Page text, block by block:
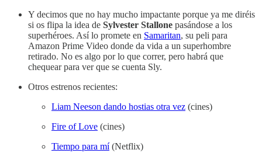
Y decimos que no hay mucho impactante porque ya me diréis
si os flipa la idea de Sylvester Stallone pasándose a los
superhéroes. Así lo promete en Samaritan, su peli para
Amazon Prime Video donde da vida a un superhombre
retirado. No es algo por lo que correr, pero habrá que
chequear para ver que se cuenta Sly.
Otros estrenos recientes:
Liam Neeson dando hostias otra vez (cines)
Fire of Love (cines)
Tiempo para mí(Netflix)